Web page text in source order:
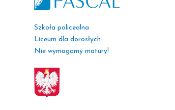
Szkoła policealna
Liceum dla dorosłych
Nie wymagamy matury!